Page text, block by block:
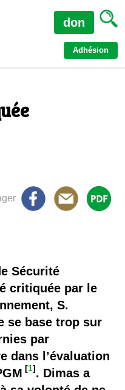
Adhésion
don
Sécurité
critiquée par le
S.
se base trop sur
par
dans l’évaluation
[1]. Dimas a